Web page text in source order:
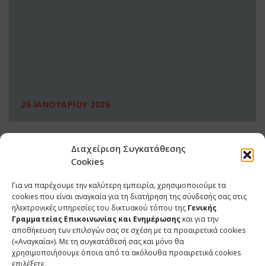
Διαχείριση Συγκατάθεσης
Cookies
Για να παρέχουμε την καλύτερη εμπειρία, χρησιμοποιούμε τα
cookies που είναι αναγκαία για τη διατήρηση της σύνδεσής σας στις
ηλεκτρονικές υπηρεσίες του δικτυακού τόπου της Γενικής
Γραμματείας Επικοινωνίας και Ενημέρωσης και για την
αποθήκευση των επιλογών σας σε σχέση με τα προαιρετικά cookies
(«Αναγκαία»). Με τη συγκατάθεσή σας και μόνο θα
χρησιμοποιήσουμε όποια από τα ακόλουθα προαιρετικά cookies
επιλέξετε.
26 ΙΑΝΟΥΑΡΙΟΥ 2026
ΕΠΙΚΟΙΝΩΝΙΑ